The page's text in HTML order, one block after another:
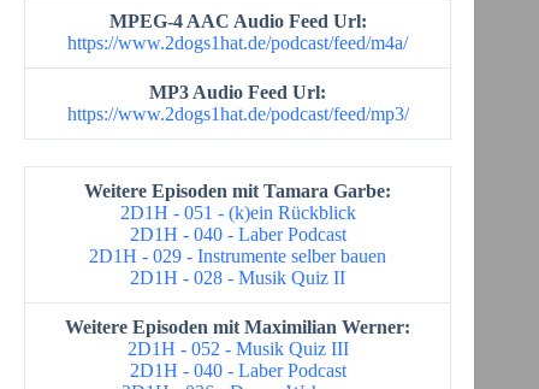
MPEG-4 AAC Audio Feed Url:
https://www.2dogs1hat.de/podcast/feed/m4a/
MP3 Audio Feed Url:
https://www.2dogs1hat.de/podcast/feed/mp3/
Weitere Episoden mit Tamara Garbe:
2D1H - 051 - (k)ein Rückblick
2D1H - 040 - Laber Podcast
2D1H - 029 - Instrumente selber bauen
2D1H - 028 - Musik Quiz II
Weitere Episoden mit Maximilian Werner:
2D1H - 052 - Musik Quiz III
2D1H - 040 - Laber Podcast